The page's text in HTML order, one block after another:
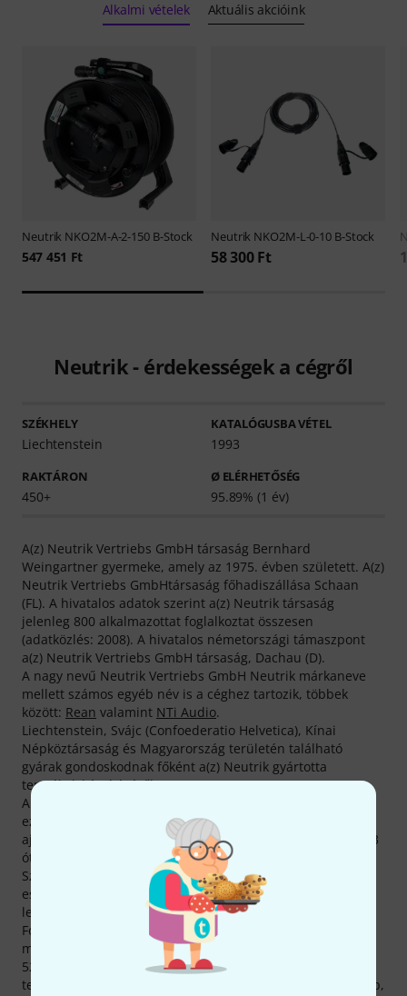
Alkalmi vételek Aktuális akcióink
Neutrik NKO2M-A-2-150 B-Stock
547 451 Ft
Neutrik NKO2M-L-0-10 B-Stock
58 300 Ft
Neutrik - érdekességek a cégről
SZÉKHELY
Liechtenstein
KATALÓGUSBA VÉTEL
1993
RAKTÁRON
450+
Ø ELÉRHETŐSÉG
95.89% (1 év)
A(z) Neutrik Vertriebs GmbH társaság Bernhard
Weingartner gyermeke, amely az 1975. évben született. A(z)
Neutrik Vertriebs GmbHtársaság főhadiszállása Schaan
(FL). A hivatalos adatok szerint a(z) Neutrik társaság
jelenleg 800 alkalmazottat foglalkoztat összesen
(adatközlés: 2008). A hivatalos németországi támaszpont
a(z) Neutrik Vertriebs GmbH társaság, Dachau (D).
A nagy nevű Neutrik Vertriebs GmbH Neutrik márkaneve
mellett számos egyéb név is a céghez tartozik, többek
között: Rean valamint NTi Audio.
Liechtenstein, Svájc (Confoederatio Helvetica), Kínai
Népköztársaság és Magyarország területén található
gyárak gondoskodnak főként a(z) Neutrik gyártotta
termékek készítéséről.
Aktuálisan 512 Neutrik-terméket találhatsz meg nálunk –
ezek közül 471 raktáron van, és azonnal szállítható és 5
ajánlat található jelenleg a Hot Deals akciók közt. Már 1993
óta értékesítünk Neutrik gyártotta termékeket.
Számos zenész alapfelszerelésében találhatók Neutrik-
eszközök. Már 30 vásárlóból egy vásárlónk rendelt tőlünk
legalább egy Neutrik-terméket.
Fontosnak tartjuk vásárlóink legátfogóbb tájékoztatását
minden Neutrik-termékről, oldalunkon ezért összesen
52357, Neutrik-termékeket bemutató médiatartalom,
tesztbeszámoló és értékelés található, köztük 2863 fénykép,